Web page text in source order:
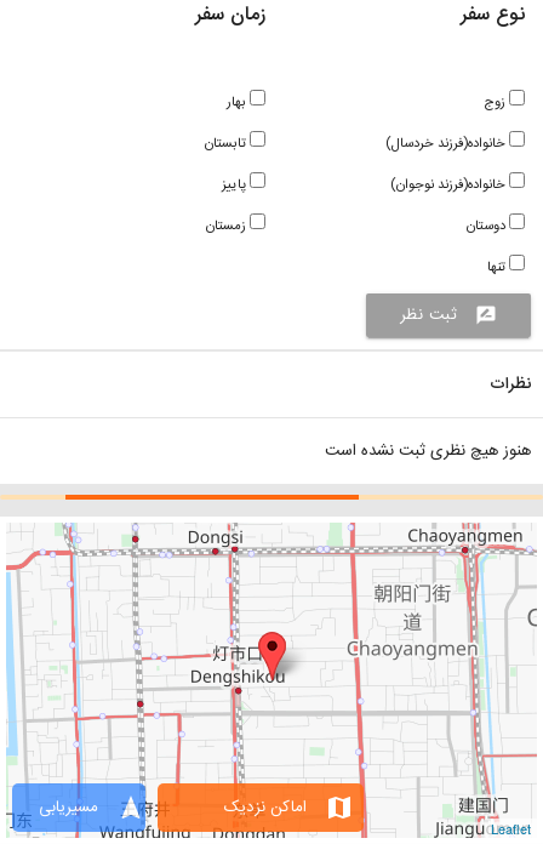
زمان سفر
بهار
تابستان
پاییز
زمستان
نوع سفر
زوج
خانواده(فرزند خردسال)
خانواده(فرزند نوجوان)
دوستان
تنها
rate_review ثبت نظر
نظرات
هنوز هیچ نظری ثبت نشده است
Leaflet
navigation مسیریابی map اماکن نزدیک